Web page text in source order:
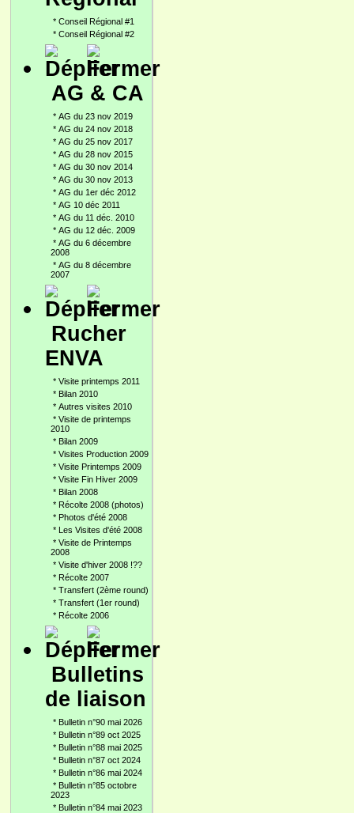
* Conseil Régional #1
* Conseil Régional #2
AG & CA
* AG du 23 nov 2019
* AG du 24 nov 2018
* AG du 25 nov 2017
* AG du 28 nov 2015
* AG du 30 nov 2014
* AG du 30 nov 2013
* AG du 1er déc 2012
* AG 10 déc 2011
* AG du 11 déc. 2010
* AG du 12 déc. 2009
* AG du 6 décembre
2008
* AG du 8 décembre
2007
Rucher
ENVA
* Visite printemps 2011
* Bilan 2010
* Autres visites 2010
* Visite de printemps
2010
* Bilan 2009
* Visites Production 2009
* Visite Printemps 2009
* Visite Fin Hiver 2009
* Bilan 2008
* Récolte 2008 (photos)
* Photos d'été 2008
* Les Visites d'été 2008
* Visite de Printemps
2008
* Visite d'hiver 2008 !??
* Récolte 2007
* Transfert (2ème round)
* Transfert (1er round)
* Récolte 2006
Bulletins
de liaison
* Bulletin n°90 mai 2026
* Bulletin n°89 oct 2025
* Bulletin n°88 mai 2025
* Bulletin n°87 oct 2024
* Bulletin n°86 mai 2024
* Bulletin n°85 octobre
2023
* Bulletin n°84 mai 2023